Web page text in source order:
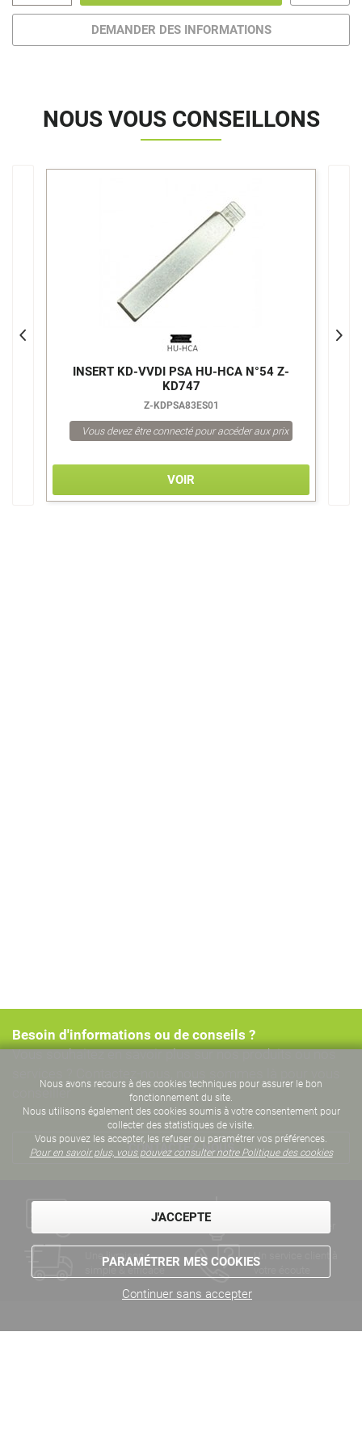
DEMANDER DES INFORMATIONS
NOUS VOUS CONSEILLONS
INSERT KD-VVDI PSA HU-HCA N°54 Z-
KD747
Z-KDPSA83ES01
Vous devez être connecté pour accéder aux prix
VOIR
Besoin d'informations ou de conseils ?
Vous souhaitez en savoir plus sur nos produits ou nos
CONTACTEZ-NOUS
Une livraison
simple & efficace
Un service client à
votre écoute
Nous avons recours à des cookies techniques pour assurer le bon
fonctionnement du site.
Nous utilisons également des cookies soumis à votre consentement pour
collecter des statistiques de visite.
Vous pouvez les accepter, les refuser ou paramétrer vos préférences.
Pour en savoir plus, vous pouvez consulter notre Politique des cookies
J'ACCEPTE
PARAMÉTRER MES COOKIES
Continuer sans accepter